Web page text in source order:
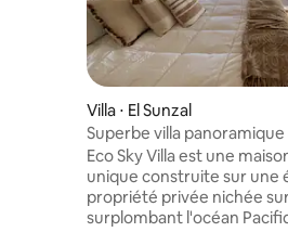
Villa ⋅ El Sunzal
Superbe villa
l'océan
Eco Sky Villa est une
unique construite sur une
propriété privée nichée
surplombant l'océan